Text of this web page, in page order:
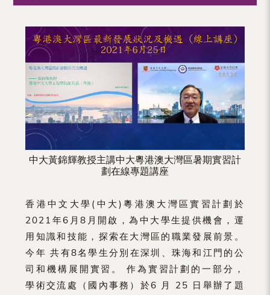
（內
區）
中大黃錦輝教授主講中大粵港澳大灣區暑期實習計
劃在線專題講座
香港中文大學(中大)粵港澳大灣區實習計劃於
2021年6月8月開啟，為中大學生提供機會，運
用知識和技能，探索在大灣區的職業發展前景。
今年 共有8名學生分別在深圳、珠海和江門的公
司和機構展開實習。 作為實習計劃的一部分，
學術交流處（國內事務）於6 月 25 日舉辦了題